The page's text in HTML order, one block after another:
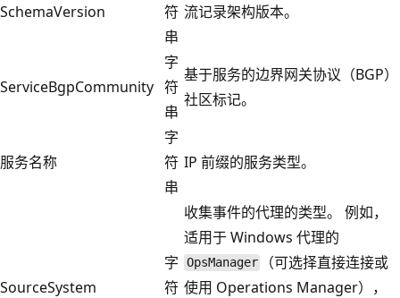
SchemaVersion
符
串
流记录架构版本。
ServiceBgpCommunity
字
符
串
基于服务的边界网关协议（BGP）
社区标记。
服务名称
字
符
串
IP 前缀的服务类型。
SourceSystem
字
符
收集事件的代理的类型。 例如，
适用于 Windows 代理的
OpsManager
（可选择直接连接或
使用 Operations Manager），